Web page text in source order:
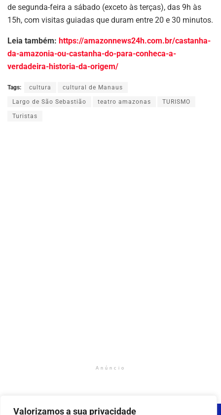
Valorizamos a sua privacidade
de segunda-feira a sábado (exceto às terças), das 9h às
15h, com visitas guiadas que duram entre 20 e 30 minutos.
Leia também: https://amazonnews24h.com.br/castanha-
da-amazonia-ou-castanha-do-para-conheca-a-
verdadeira-historia-da-origem/
Tags: cultura cultural de Manaus
Largo de São Sebastião teatro amazonas TURISMO
Turistas
Anúncio